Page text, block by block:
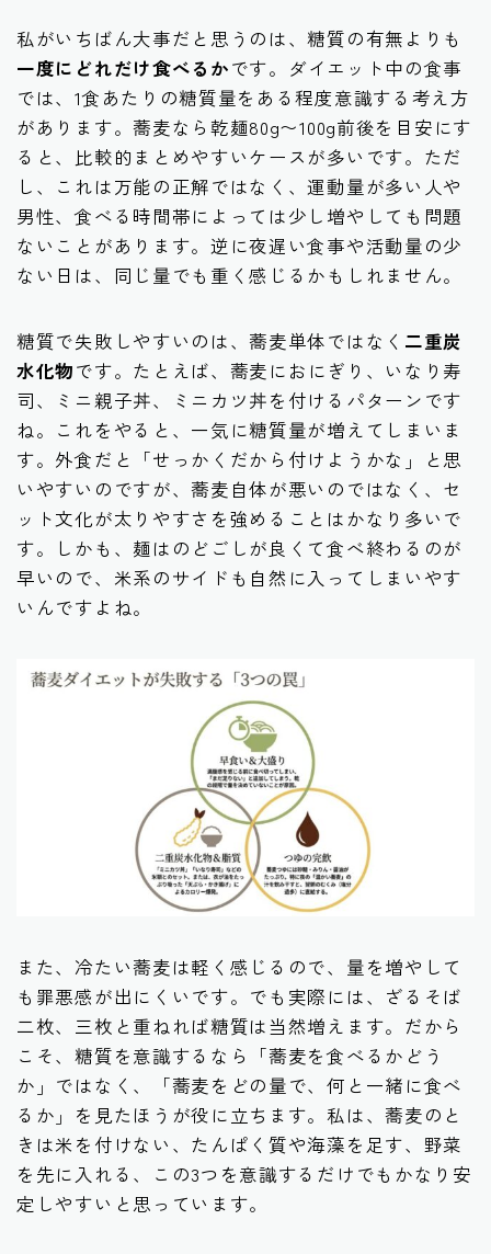
私がいちばん大事だと思うのは、糖質の有無よりも
一度にどれだけ食べるかです。ダイエット中の食事
では、1食あたりの糖質量をある程度意識する考え方
があります。蕎麦なら乾麺80g〜100g前後を目安にす
ると、比較的まとめやすいケースが多いです。ただ
し、これは万能の正解ではなく、運動量が多い人や
男性、食べる時間帯によっては少し増やしても問題
ないことがあります。逆に夜遅い食事や活動量の少
ない日は、同じ量でも重く感じるかもしれません。
糖質で失敗しやすいのは、蕎麦単体ではなく 二重炭
水化物です。たとえば、蕎麦におにぎり、いなり寿
司、ミニ親子丼、ミニカツ丼を付けるパターンです
ね。これをやると、一気に糖質量が増えてしまいま
す。外食だと「せっかくだから付けようかな」と思
いやすいのですが、蕎麦自体が悪いのではなく、セ
ット文化が太りやすさを強めることはかなり多いで
す。しかも、麺はのどごしが良くて食べ終わるのが
早いので、米系のサイドも自然に入ってしまいやす
いんですよね。
また、冷たい蕎麦は軽く感じるので、量を増やして
も罪悪感が出にくいです。でも実際には、ざるそば
二枚、三枚と重ねれば糖質は当然増えます。だから
こそ、糖質を意識するなら「蕎麦を食べるかどう
か」ではなく、「蕎麦をどの量で、何と一緒に食べ
るか」を見たほうが役に立ちます。私は、蕎麦のと
きは米を付けない、たんぱく質や海藻を足す、野菜
を先に入れる、この3つを意識するだけでもかなり安
定しやすいと思っています。